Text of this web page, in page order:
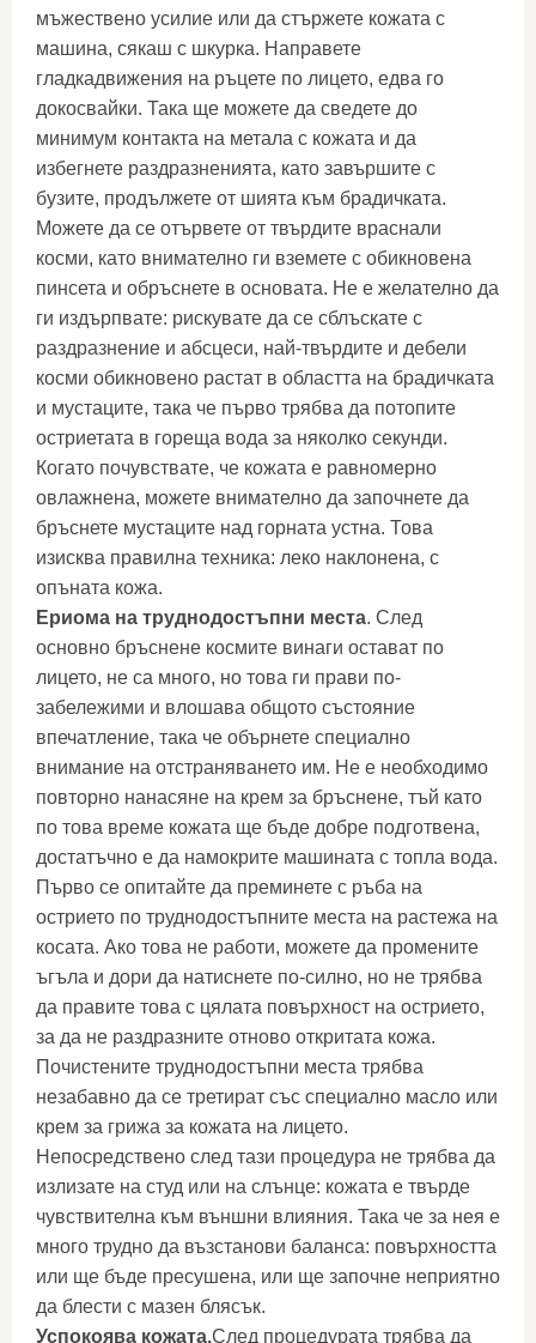
мъжествено усилие или да стържете кожата с
машина, сякаш с шкурка. Направете
гладкадвижения на ръцете по лицето, едва го
докосвайки. Така ще можете да сведете до
минимум контакта на метала с кожата и да
избегнете раздразненията, като завършите с
бузите, продължете от шията към брадичката.
Можете да се отървете от твърдите враснали
косми, като внимателно ги вземете с обикновена
пинсета и обръснете в основата. Не е желателно да
ги издърпвате: рискувате да се сблъскате с
раздразнение и абсцеси, най-твърдите и дебели
косми обикновено растат в областта на брадичката
и мустаците, така че първо трябва да потопите
остриетата в гореща вода за няколко секунди.
Когато почувствате, че кожата е равномерно
овлажнена, можете внимателно да започнете да
бръснете мустаците над горната устна. Това
изисква правилна техника: леко наклонена, с
опъната кожа.
Ериома на труднодостъпни места. След
основно бръснене космите винаги остават по
лицето, не са много, но това ги прави по-
забележими и влошава общото състояние
впечатление, така че обърнете специално
внимание на отстраняването им. Не е необходимо
повторно нанасяне на крем за бръснене, тъй като
по това време кожата ще бъде добре подготвена,
достатъчно е да намокрите машината с топла вода.
Първо се опитайте да преминете с ръба на
острието по труднодостъпните места на растежа на
косата. Ако това не работи, можете да промените
ъгъла и дори да натиснете по-силно, но не трябва
да правите това с цялата повърхност на острието,
за да не раздразните отново откритата кожа.
Почистените труднодостъпни места трябва
незабавно да се третират със специално масло или
крем за грижа за кожата на лицето.
Непосредствено след тази процедура не трябва да
излизате на студ или на слънце: кожата е твърде
чувствителна към външни влияния. Така че за нея е
много трудно да възстанови баланса: повърхността
или ще бъде пресушена, или ще започне неприятно
да блести с мазен блясък.
Успокоява кожата.След процедурата трябва да